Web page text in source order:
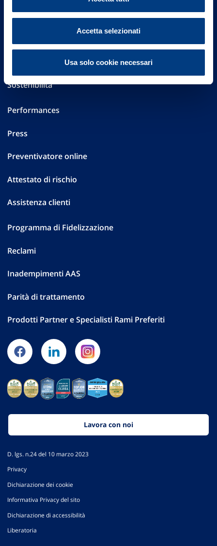
Accetta selezionati
Usa solo cookie necessari
Governance
Altre informazioni
Sostenibilità
Performances
Press
Preventivatore online
Attestato di rischio
Assistenza clienti
Programma di Fidelizzazione
Reclami
Inadempimenti AAS
Parità di trattamento
Prodotti Partner e Specialisti Rami Preferiti
Lavora con noi
D. lgs. n.24 del 10 marzo 2023
Privacy
Dichiarazione dei cookie
Informativa Privacy del sito
Dichiarazione di accessibilità
Liberatoria